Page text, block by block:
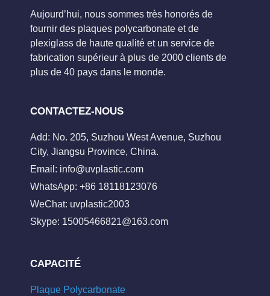
Aujourd’hui, nous sommes très honorés de
fournir des plaques polycarbonate et de
plexiglass de haute qualité et un service de
fabrication supérieur à plus de 2000 clients de
plus de 40 pays dans le monde.
CONTACTEZ-NOUS
Add: No. 205, Suzhou West Avenue, Suzhou
City, Jiangsu Province, China.
Email: info@uvplastic.com
WhatsApp: +86 18118123076
WeChat: uvplastic2003
Skype: 15005466821@163.com
CAPACITÉ
Plaque Polycarbonate